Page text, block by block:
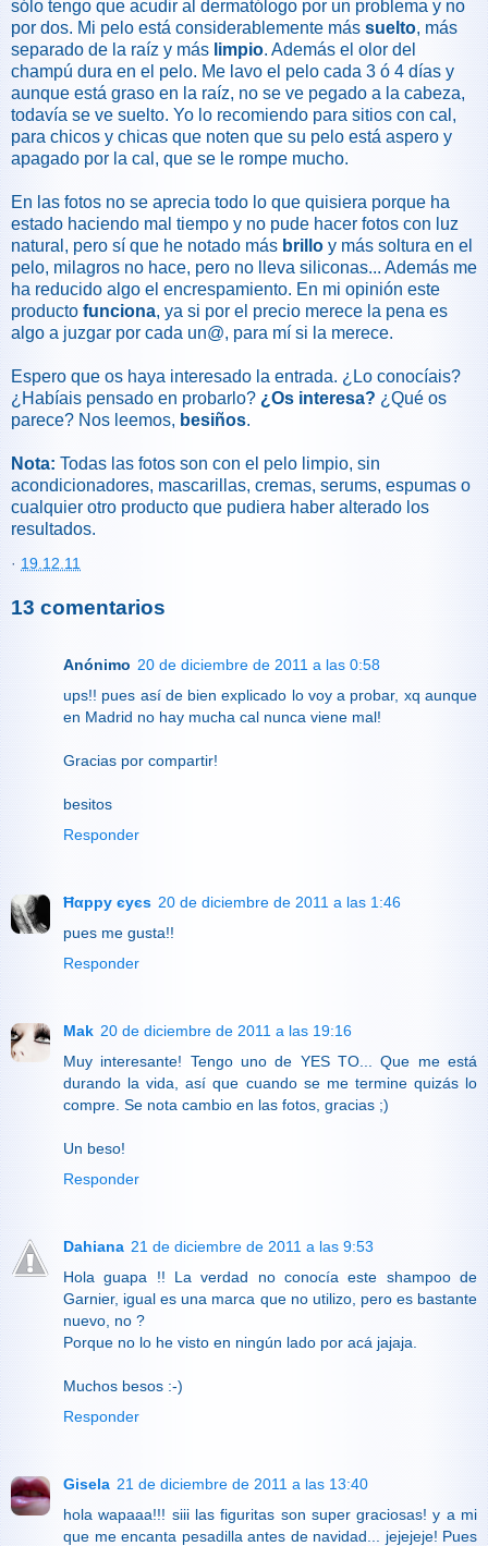
sólo tengo que acudir al dermatólogo por un problema y no
por dos. Mi pelo está considerablemente más suelto, más
separado de la raíz y más limpio. Además el olor del
champú dura en el pelo. Me lavo el pelo cada 3 ó 4 días y
aunque está graso en la raíz, no se ve pegado a la cabeza,
todavía se ve suelto. Yo lo recomiendo para sitios con cal,
para chicos y chicas que noten que su pelo está aspero y
apagado por la cal, que se le rompe mucho.
En las fotos no se aprecia todo lo que quisiera porque ha
estado haciendo mal tiempo y no pude hacer fotos con luz
natural, pero sí que he notado más brillo y más soltura en el
pelo, milagros no hace, pero no lleva siliconas... Además me
ha reducido algo el encrespamiento. En mi opinión este
producto funciona, ya si por el precio merece la pena es
algo a juzgar por cada un@, para mí si la merece.
Espero que os haya interesado la entrada. ¿Lo conocíais?
¿Habíais pensado en probarlo? ¿Os interesa? ¿Qué os
parece? Nos leemos, besiños.
Nota: Todas las fotos son con el pelo limpio, sin
acondicionadores, mascarillas, cremas, serums, espumas o
cualquier otro producto que pudiera haber alterado los
resultados.
· 19.12.11
13 comentarios
Anónimo 20 de diciembre de 2011 a las 0:58
ups!! pues así de bien explicado lo voy a probar, xq aunque
en Madrid no hay mucha cal nunca viene mal!
Gracias por compartir!
besitos
Responder
Ħαррy єyєs 20 de diciembre de 2011 a las 1:46
pues me gusta!!
Responder
Mak 20 de diciembre de 2011 a las 19:16
Muy interesante! Tengo uno de YES TO... Que me está
durando la vida, así que cuando se me termine quizás lo
compre. Se nota cambio en las fotos, gracias ;)
Un beso!
Responder
Dahiana 21 de diciembre de 2011 a las 9:53
Hola guapa !! La verdad no conocía este shampoo de
Garnier, igual es una marca que no utilizo, pero es bastante
nuevo, no ?
Porque no lo he visto en ningún lado por acá jajaja.
Muchos besos :-)
Responder
Gisela 21 de diciembre de 2011 a las 13:40
hola wapaaa!!! siii las figuritas son super graciosas! y a mi
que me encanta pesadilla antes de navidad... jejejeje! Pues